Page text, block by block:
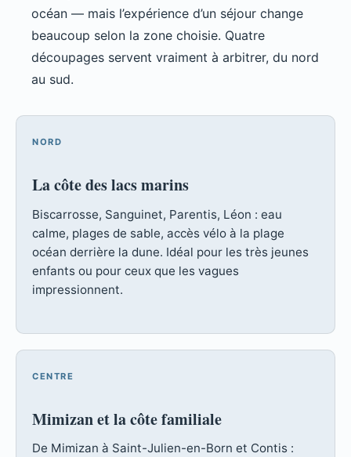
océan — mais l’expérience d’un séjour change
beaucoup selon la zone choisie. Quatre
découpages servent vraiment à arbitrer, du nord
au sud.
NORD
La côte des lacs marins
Biscarrosse, Sanguinet, Parentis, Léon : eau
calme, plages de sable, accès vélo à la plage
océan derrière la dune. Idéal pour les très jeunes
enfants ou pour ceux que les vagues
impressionnent.
CENTRE
Mimizan et la côte familiale
De Mimizan à Saint-Julien-en-Born et Contis :